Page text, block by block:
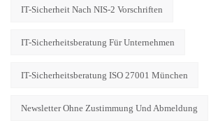
IT-Sicherheit Nach NIS-2 Vorschriften
IT-Sicherheitsberatung Für Unternehmen
IT-Sicherheitsberatung ISO 27001 München
Newsletter Ohne Zustimmung Und Abmeldung